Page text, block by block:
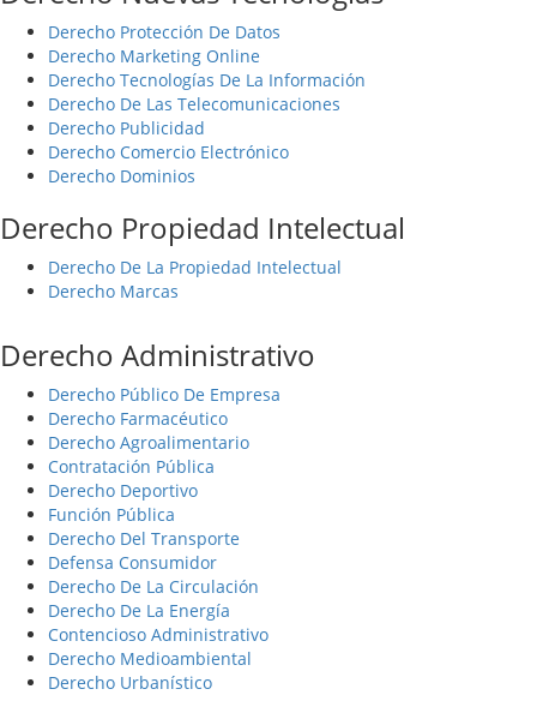
Derecho Protección De Datos
Derecho Marketing Online
Derecho Tecnologías De La Información
Derecho De Las Telecomunicaciones
Derecho Publicidad
Derecho Comercio Electrónico
Derecho Dominios
Derecho Propiedad Intelectual
Derecho De La Propiedad Intelectual
Derecho Marcas
Derecho Administrativo
Derecho Público De Empresa
Derecho Farmacéutico
Derecho Agroalimentario
Contratación Pública
Derecho Deportivo
Función Pública
Derecho Del Transporte
Defensa Consumidor
Derecho De La Circulación
Derecho De La Energía
Contencioso Administrativo
Derecho Medioambiental
Derecho Urbanístico